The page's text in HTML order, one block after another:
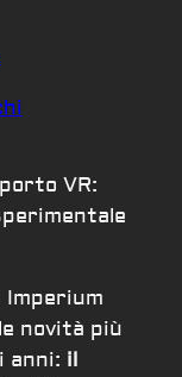
VR:
Imperium
novità più
anni: il